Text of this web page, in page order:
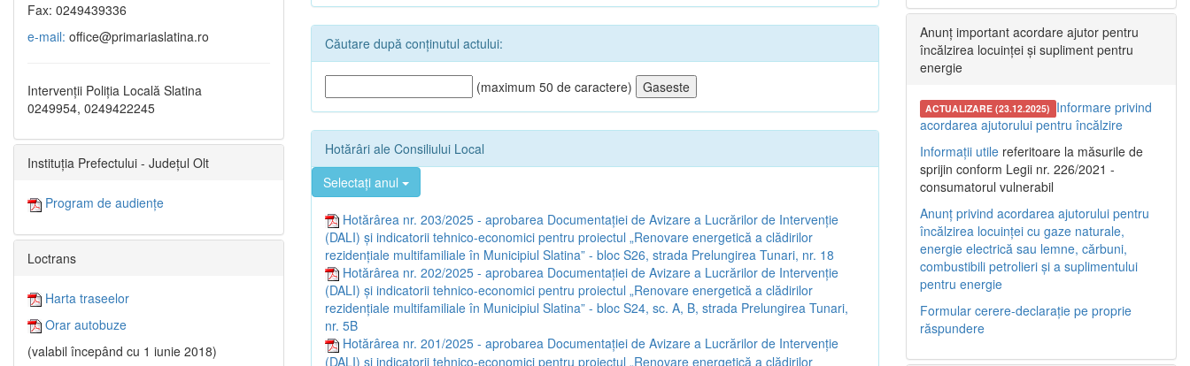
Căutare după conținutul actului:
(maximum 50 de caractere)
Hotărâri ale Consiliului Local
Selectați anul
Hotărârea nr. 203/2025 - aprobarea Documentației de Avizare a Lucrărilor de Intervenție
(DALI) și indicatorii tehnico-economici pentru proiectul „Renovare energetică a clădirilor
rezidențiale multifamiliale în Municipiul Slatina” - bloc S26, strada Prelungirea Tunari, nr. 18
Hotărârea nr. 202/2025 - aprobarea Documentației de Avizare a Lucrărilor de Intervenție
(DALI) și indicatorii tehnico-economici pentru proiectul „Renovare energetică a clădirilor
rezidențiale multifamiliale în Municipiul Slatina” - bloc S24, sc. A, B, strada Prelungirea Tunari,
nr. 5B
Hotărârea nr. 201/2025 - aprobarea Documentației de Avizare a Lucrărilor de Intervenție
(DALI) și indicatorii tehnico-economici pentru proiectul „Renovare energetică a clădirilor
Fax: 0249439336
e-mail: office@primariaslatina.ro
Intervenții Poliția Locală Slatina
0249954, 0249422245
Instituția Prefectului - Județul Olt
Program de audiențe
Loctrans
Harta traseelor
Orar autobuze
(valabil începând cu 1 iunie 2018)
Anunț important acordare ajutor pentru
încălzirea locuinței și supliment pentru
energie
ACTUALIZARE (23.12.2025) Informare privind
acordarea ajutorului pentru încălzire
Informații utile referitoare la măsurile de
sprijin conform Legii nr. 226/2021 -
consumatorul vulnerabil
Anunț privind acordarea ajutorului pentru
încălzirea locuinței cu gaze naturale,
energie electrică sau lemne, cărbuni,
combustibili petrolieri și a suplimentului
pentru energie
Formular cerere-declarație pe proprie
răspundere